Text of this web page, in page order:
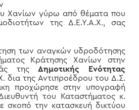
Χανίων γύρω από θέματα που
της Δ.Ε.Υ.Α.Χ., σας
των αναγκών υδροδότησης
Κράτησης Χανίων στην
τηςΔημοτικής Ενότητας
δια της Αντιπροέδρου του Δ.Σ.
προχώρησε στην υπογραφή
του Καταστήματος κ.
σκοπό την κατασκευή δικτύου